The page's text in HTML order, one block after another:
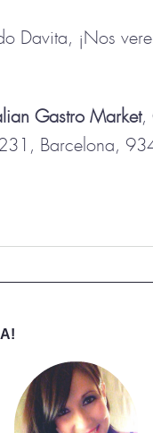
Davita, ¡Nos
Gastro Market,
231, Barcelona,